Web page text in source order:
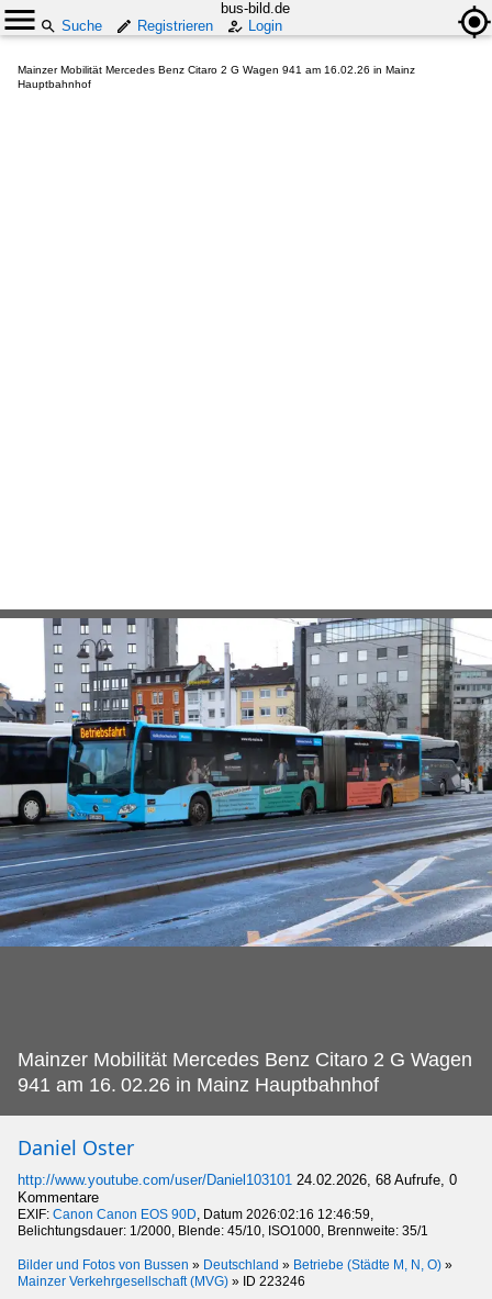
bus-bild.de
Suche
Registrieren Login
Mainzer Mobilität Mercedes Benz Citaro 2 G Wagen 941 am 16.02.26 in Mainz
Hauptbahnhof
Mainzer Mobilität Mercedes Benz Citaro 2 G Wagen
941 am 16. 02.26 in Mainz Hauptbahnhof
Daniel Oster
http://www.youtube.com/user/Daniel103101 24.02.2026, 68 Aufrufe, 0
Kommentare
EXIF: Canon Canon EOS 90D, Datum 2026:02:16 12:46:59,
Belichtungsdauer: 1/2000, Blende: 45/10, ISO1000, Brennweite: 35/1
Bilder und Fotos von Bussen » Deutschland » Betriebe (Städte M, N, O) »
Mainzer Verkehrgesellschaft (MVG) » ID 223246